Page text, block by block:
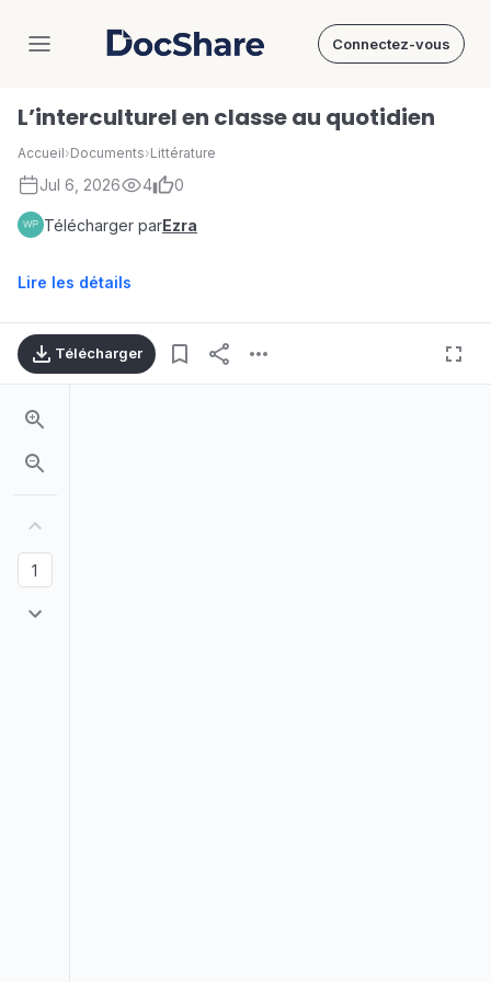
DocShare Connectez-vous
L’interculturel en classe au quotidien
Accueil›Documents›Littérature
Jul 6, 2026 4 0
Télécharger parEzra
Lire les détails
Télécharger